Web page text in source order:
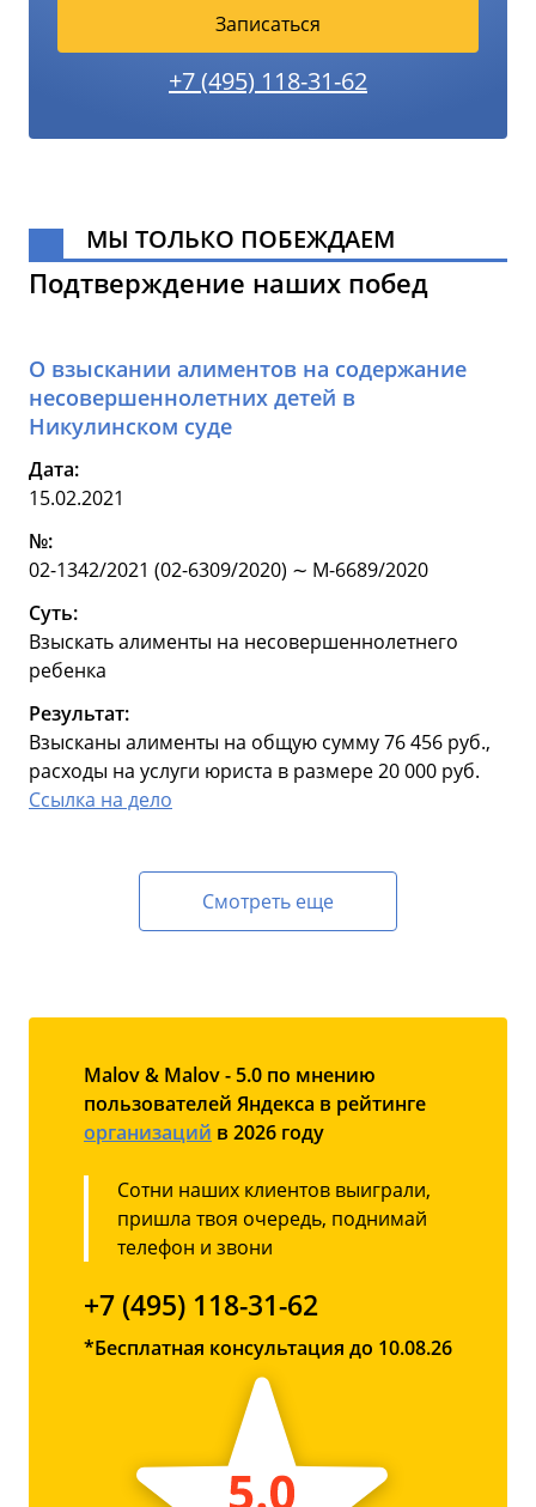
Записаться
+7 (495) 118-31-62
МЫ ТОЛЬКО ПОБЕЖДАЕМ
Подтверждение наших побед
О взыскании алиментов на содержание
несовершеннолетних детей в
Никулинском суде
Дата:
15.02.2021
№:
02-1342/2021 (02-6309/2020) ∼ М-6689/2020
Суть:
Взыскать алименты на несовершеннолетнего
ребенка
Результат:
Взысканы алименты на общую сумму 76 456 руб.,
расходы на услуги юриста в размере 20 000 руб.
Ссылка на дело
Смотреть еще
Malov & Malov - 5.0 по мнению
пользователей Яндекса в рейтинге
организаций в 2026 году
Сотни наших клиентов выиграли,
пришла твоя очередь, поднимай
телефон и звони
+7 (495) 118-31-62
*Бесплатная консультация до 10.08.26